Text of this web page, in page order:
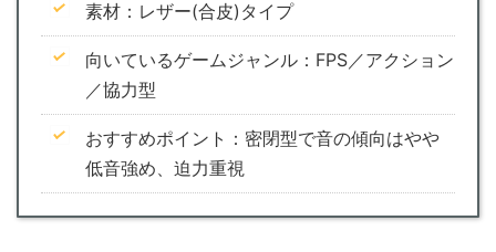
素材：レザー(合皮)タイプ
向いているゲームジャンル：FPS／アクション
／協力型
おすすめポイント：密閉型で音の傾向はやや
低音強め、迫力重視